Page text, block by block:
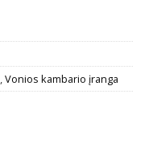
,Vonios kambario įranga